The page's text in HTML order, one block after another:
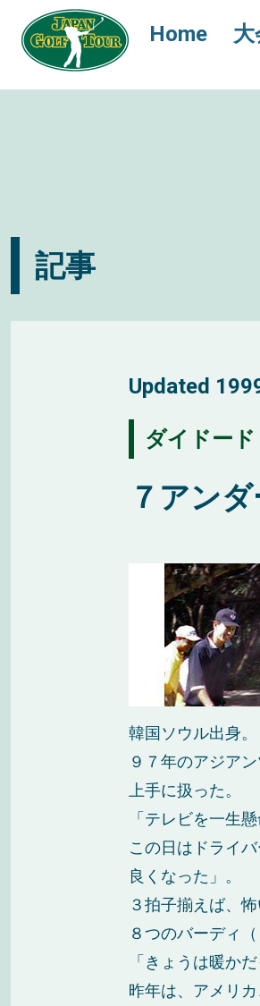
Home 大
記事
Updated
ダイドー
７アン
韓国ソウル出身。
９７年のアジア
上手に扱った。
「テレビを一生
この日はドライ
良くなった」。
３拍子揃えば、怖
８つのバーディ
「きょうは暖か
昨年は、アメリ